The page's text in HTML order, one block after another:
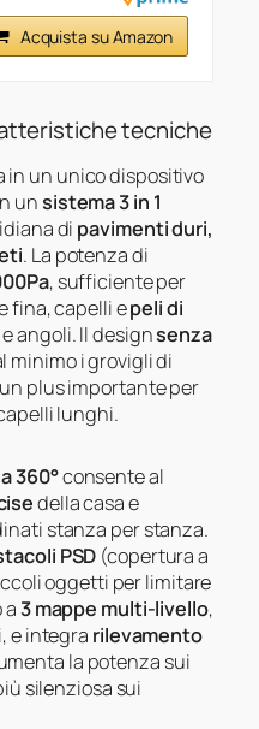
Acquista su Amazon
tecniche
in un unico dispositivo
unsistema 3 in 1
di pavimenti duri,
. La potenza di
, sufficiente per
fina, capelli epeli di
angoli. Il designsenza
minimo i grovigli di
plus importante per
lunghi.
360°consente al
della casa e
stanza per stanza.
PSD (copertura a
oggetti per limitare
a3 mappe multi-livello,
e integra rilevamento
la potenza sui
silenziosa sui